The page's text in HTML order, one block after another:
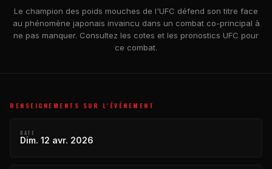
Le champion des poids mouches de l'UFC défend son titre face
au phénomène japonais invaincu dans un combat co-principal à
ne pas manquer. Consultez les cotes et les pronostics UFC pour
ce combat.
RENSEIGNEMENTS SUR L'ÉVÉNEMENT
DATE
Dim. 12 avr. 2026